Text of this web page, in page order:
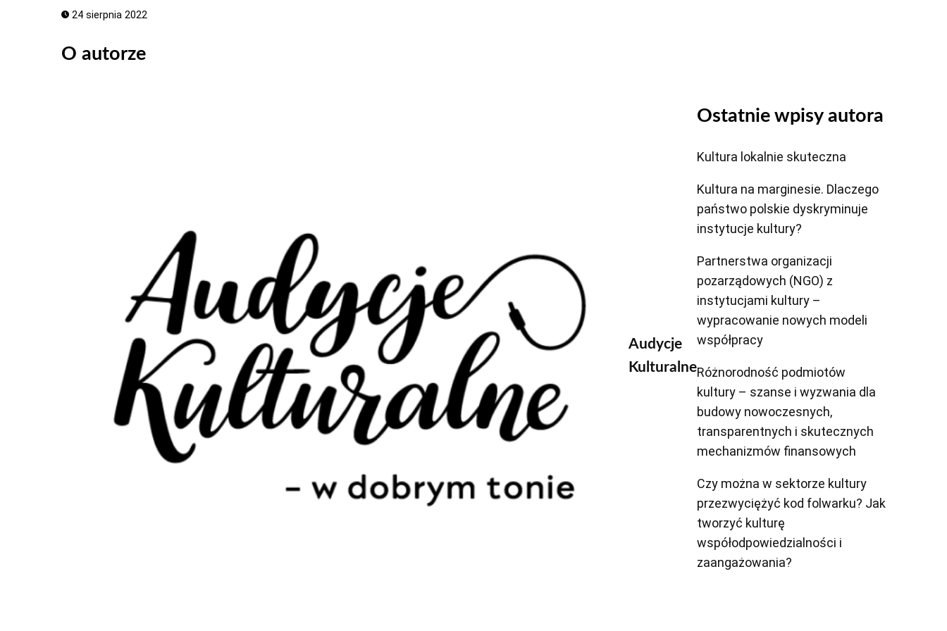
24 sierpnia 2022
O autorze
Audycje
Kulturalne
Ostatnie wpisy autora
Kultura lokalnie skuteczna
Kultura na marginesie. Dlaczego
państwo polskie dyskryminuje
instytucje kultury?
Partnerstwa organizacji
pozarządowych (NGO) z
instytucjami kultury –
wypracowanie nowych modeli
współpracy
Różnorodność podmiotów
kultury – szanse i wyzwania dla
budowy nowoczesnych,
transparentnych i skutecznych
mechanizmów finansowych
Czy można w sektorze kultury
przezwyciężyć kod folwarku? Jak
tworzyć kulturę
współodpowiedzialności i
zaangażowania?